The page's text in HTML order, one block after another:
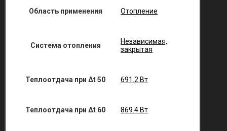
Область применения Отопление
Система отопления
Независимая,
закрытая
Теплоотдача при Δt 50 691.2 Вт
Теплоотдача при Δt 60 869.4 Вт